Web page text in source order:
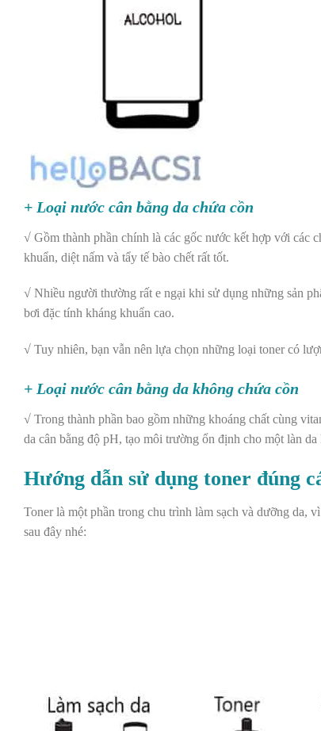
+ Loại nước cân bằng da chứa cồn
√ Gồm thành phần chính là các gốc nước kết hợp với các
khuẩn, diệt nấm và tẩy tế bào chết rất tốt.
√ Nhiều người thường rất e ngại khi sử dụng những sản
bơi đặc tính kháng khuẩn cao.
√ Tuy nhiên, bạn vẫn nên lựa chọn những loại toner có
+ Loại nước cân bằng da không chứa cồn
√ Trong thành phần bao gồm những khoáng chất cùng
da cân bằng độ pH, tạo môi trường ổn định cho một làn da
Hướng dẫn sử dụng toner đúng
Toner là một phần trong chu trình làm sạch và dưỡng da,
sau đây nhé: